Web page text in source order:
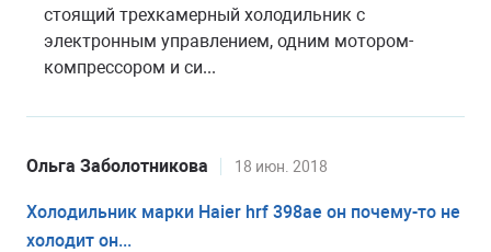
стоящий трехкамерный холодильник с
электронным управлением, одним мотором-
компрессором и си...
Ольга Заболотникова 18 июн. 2018
Холодильник марки Haier hrf 398ae он почему-то не
холодит он...